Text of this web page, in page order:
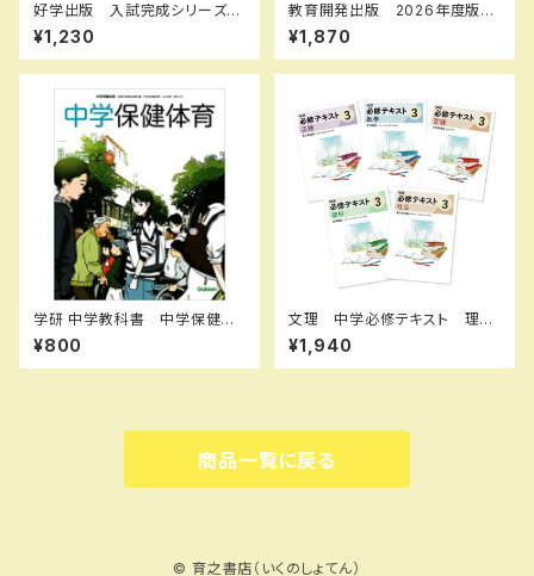
好学出版 入試完成シリーズ
英語 長文問題の完成 II 2026
年度版 新品完全セット ISB
N：B0D3B8R5K8 ISBN-10：
08973
¥1,230
教育開発出版 2026年度版
ピラミッド 国語 小1～6 各
学年（選択ください） 問題集本
体と別冊解答つき 新品完全セ
¥1,870
学研 中学教科書 中学保健体
育 ［教番：保体704］ 新品
ISBN：9784904811764 IS
BN-10：4904811763 SKU：
¥800
文理 中学必修テキスト 理
科 中1～3（ご選択ください）
2026年度版 新品完全セット
¥1,940
商品一覧に戻る
© 育之書店（いくのしょてん）